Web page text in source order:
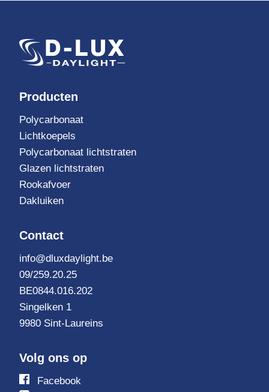
Producten
Polycarbonaat
Lichtkoepels
Polycarbonaat lichtstraten
Glazen lichtstraten
Rookafvoer
Dakluiken
Contact
info@dluxdaylight.be
09/259.20.25
BE0844.016.202
Singelken 1
9980 Sint-Laureins
Volg ons op
Volg
Facebook